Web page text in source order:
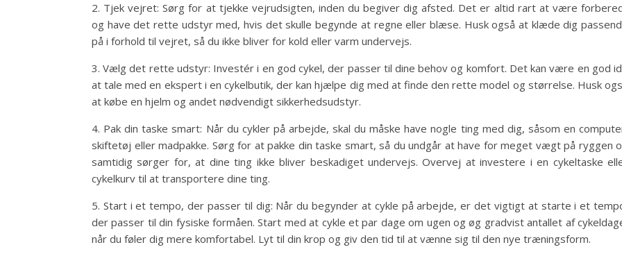
2. Tjek vejret: Sørg for at tjekke vejrudsigten, inden du begiver dig afsted. Det er altid rart at være
og have det rette udstyr med, hvis det skulle begynde at regne eller blæse. Husk også at klæde dig
på i forhold til vejret, så du ikke bliver for kold eller varm undervejs.
3. Vælg det rette udstyr: Investér i en god cykel, der passer til dine behov og komfort. Det kan være en god
at tale med en ekspert i en cykelbutik, der kan hjælpe dig med at finde den rette model og størrelse. Husk
at købe en hjelm og andet nødvendigt sikkerhedsudstyr.
4. Pak din taske smart: Når du cykler på arbejde, skal du måske have nogle ting med dig, såsom en
skiftetøj eller madpakke. Sørg for at pakke din taske smart, så du undgår at have for meget vægt på ryggen
samtidig sørger for, at dine ting ikke bliver beskadiget undervejs. Overvej at investere i en cykeltaske
cykelkurv til at transportere dine ting.
5. Start i et tempo, der passer til dig: Når du begynder at cykle på arbejde, er det vigtigt at starte i et
der passer til din fysiske formåen. Start med at cykle et par dage om ugen og øg gradvist antallet af
når du føler dig mere komfortabel. Lyt til din krop og giv den tid til at vænne sig til den nye træningsform.